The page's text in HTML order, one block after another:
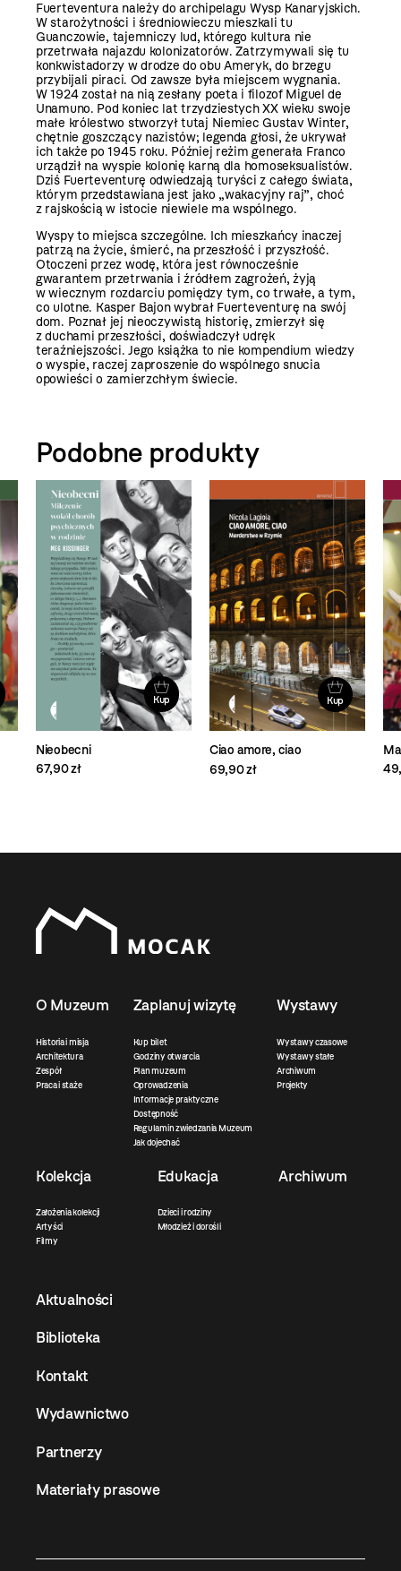
Fuerteventura należy do archipelagu Wysp Kanaryjskich.
W starożytności i średniowieczu mieszkali tu
Guanczowie, tajemniczy lud, którego kultura nie
przetrwała najazdu kolonizatorów. Zatrzymywali się tu
konkwistadorzy w drodze do obu Ameryk, do brzegu
przybijali piraci. Od zawsze była miejscem wygnania.
W 1924 został na nią zesłany poeta i filozof Miguel de
Unamuno. Pod koniec lat trzydziestych XX wieku swoje
małe królestwo stworzył tutaj Niemiec Gustav Winter,
chętnie goszczący nazistów; legenda głosi, że ukrywał
ich także po 1945 roku. Później reżim generała Franco
urządził na wyspie kolonię karną dla homoseksualistów.
Dziś Fuerteventurę odwiedzają turyści z całego świata,
którym przedstawiana jest jako „wakacyjny raj”, choć
z rajskością w istocie niewiele ma wspólnego.
Wyspy to miejsca szczególne. Ich mieszkańcy inaczej
patrzą na życie, śmierć, na przeszłość i przyszłość.
Otoczeni przez wodę, która jest równocześnie
gwarantem przetrwania i źródłem zagrożeń, żyją
w wiecznym rozdarciu pomiędzy tym, co trwałe, a tym,
co ulotne. Kasper Bajon wybrał Fuerteventurę na swój
dom. Poznał jej nieoczywistą historię, zmierzył się
z duchami przeszłości, doświadczył udręk
teraźniejszości. Jego książka to nie kompendium wiedzy
o wyspie, raczej zaproszenie do wspólnego snucia
opowieści o zamierzchłym świecie.
Podobne produkty
Kup
Nieobecni
67,90 zł
Kup
Ciao amore, ciao
69,90 zł
O Muzeum
Historia i misja
Architektura
Zespół
Praca i staże
Zaplanuj wizytę
Kup bilet
Godziny otwarcia
Plan muzeum
Oprowadzenia
Informacje praktyczne
Dostępność
Regulamin zwiedzania Muzeum
Jak dojechać
Wystawy
Wystawy czasowe
Wystawy stałe
Archiwum
Projekty
Kolekcja
Założenia kolekcji
Artyści
Filmy
Edukacja
Dzieci i rodziny
Młodzież i dorośli
Archiwum
Aktualności
Biblioteka
Kontakt
Wydawnictwo
Partnerzy
Materiały prasowe